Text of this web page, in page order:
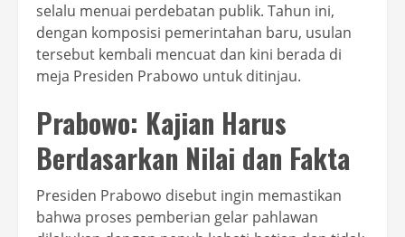
selalu menuai perdebatan publik. Tahun ini,
dengan komposisi pemerintahan baru, usulan
tersebut kembali mencuat dan kini berada di
meja Presiden Prabowo untuk ditinjau.
Prabowo: Kajian Harus
Berdasarkan Nilai dan Fakta
Presiden Prabowo disebut ingin memastikan
bahwa proses pemberian gelar pahlawan